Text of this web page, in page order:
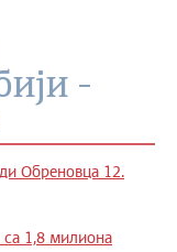
-
Обреновца 12.
са 1,8 милиона